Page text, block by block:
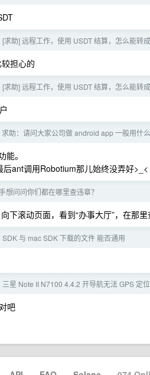
[求助] 远程工作，使用 USDT 结算，怎么能转
担心的
[求助] 远程工作，使用 USDT 结算，怎么能转
求助：请问大家公司做 android app 一般用什
。
ant调用Robotium那儿始终没弄好>_<
想问问你们都在哪里查违章？
向下滚动页面，看到“办事大厅”，在那里
与 mac SDK 下载的文件 能否通用
三星 Note II N7100 4.4.2 开导航无法 GPS 定位
吧